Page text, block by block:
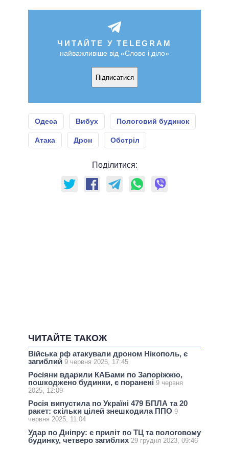
ЧИТАЙТЕ У TELEGRAM
найважливіше від «Слово і діло»
Підписатися
Одеса Вибух Пологовий будинок
Атака Дрон Обстріл
Поділитися:
ЧИТАЙТЕ ТАКОЖ
Війська рф атакували дроном Нікополь, є
загиблий 9 червня 2025, 17:45
Росіяни вдарили КАБами по Запоріжжю,
пошкоджено будинки, є поранені 9 червня
2025, 12:09
Росія випустила по Україні 479 БПЛА та 20
ракет: скільки цілей знешкодила ППО 9
червня 2025, 11:04
Удар по Дніпру: є приліт по ТЦ та пологовому
будинку, четверо загиблих 29 грудня 2023, 09:46